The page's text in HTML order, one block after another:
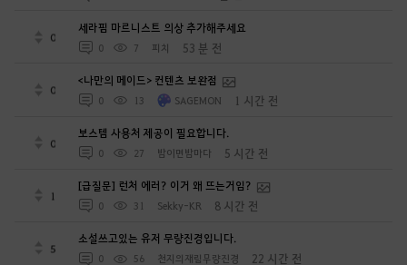
0
세라핌 마르니스트 의상 추가해주세요
0 7 피치 53 분 전
0
<나만의 메이드> 컨텐츠 보완점
0 13 SAGEMON 1 시간 전
0
보스템 사용처 제공이 필요합니다.
0 27 밤이면밤마다 5 시간 전
1
[급질문] 런처 에러? 이거 왜 뜨는거임?
0 31 Sekky-KR 8 시간 전
5
소설쓰고있는 유저 무량진경입니다.
0 56 천지의재림무량진경 22 시간 전